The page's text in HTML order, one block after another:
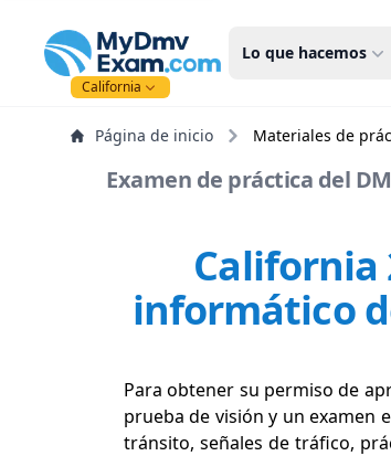
mydmvexam.com
California
Lo que hacemos
Página de inicio Materiales de
Examen de práctica del
California
informático
Para obtener su permiso de
prueba de visión y un examen
tránsito, señales de tráfico,